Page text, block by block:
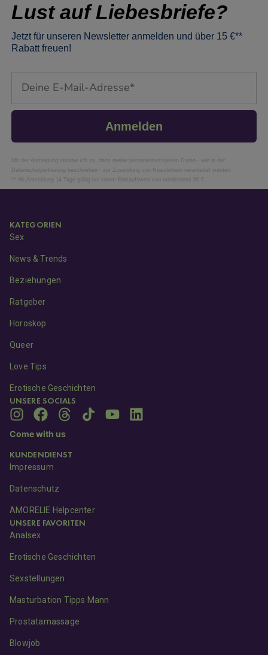
Lust auf Liebesbriefe?
Jetzt für unseren Newsletter anmelden und über 15 €**
Rabatt freuen!
Anmelden
Mit der Anmeldung stimme ich zu, dass meine personenbezogenen Daten - wie in der
Datenschutzerklärung beschrieben - zur Zusendung von Newslettern verarbeitet werden.
** Ab Anmeldung 14 Tage gültig bei einem Einkaufswert von mindestens 90 €
KATEGORIEN
Sex
News & Trends
Beziehungen
Ratgeber
Horoskop
Queer
Love Tips
Erotische Geschichten
UNSERE SOCIALS
Come with us
KUNDENDIENST
Impressum
Datenschutz
AMORELIE Helpcenter
UNSERE FAVORITEN
Analsex
Erotische Geschichten
Sexstellungen
Masturbation Tipps Mann
Prostatamassage
Blowjob